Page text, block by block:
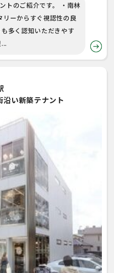
トのご紹介です。 ・南林
リーからすぐ視認性の良
多く認知いただきやす
沿い新築テナント